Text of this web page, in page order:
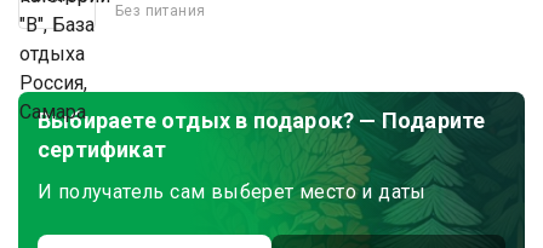
Без питания
Выбираете отдых в подарок? — Подарите
сертификат
И получатель сам выберет место и даты